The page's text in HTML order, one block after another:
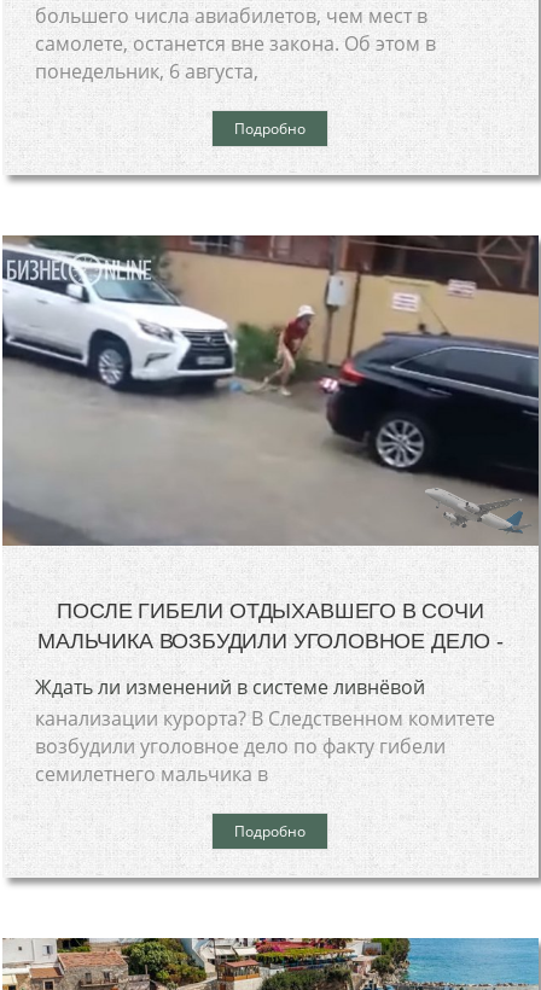
большего числа авиабилетов, чем мест в
самолете, останется вне закона. Об этом в
понедельник, 6 августа,
Подробно
ПОСЛЕ ГИБЕЛИ ОТДЫХАВШЕГО В СОЧИ
МАЛЬЧИКА ВОЗБУДИЛИ УГОЛОВНОЕ ДЕЛО -
Ждать ли изменений в системе ливнёвой
канализации курорта? В Следственном комитете
возбудили уголовное дело по факту гибели
семилетнего мальчика в
Подробно